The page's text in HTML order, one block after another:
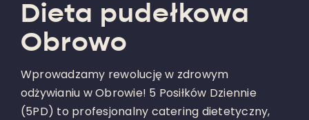
Dieta pudełkowa
Obrowo
Wprowadzamy rewolucję w zdrowym
odżywianiu w Obrowie! 5 Posiłków Dziennie
(5PD) to profesjonalny catering dietetyczny,